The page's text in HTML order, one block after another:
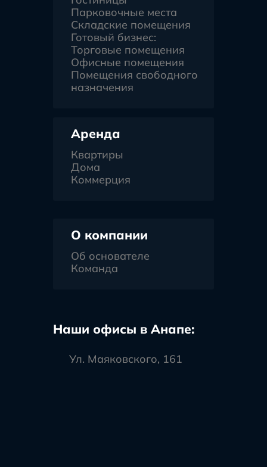
Парковочные места
Складские помещения
Готовый бизнес:
Торговые помещения
Офисные помещения
Помещения свободного
назначения
Аренда
Квартиры
Дома
Коммерция
О компании
Об основателе
Команда
Наши офисы в Анапе:
Ул. Маяковского, 161